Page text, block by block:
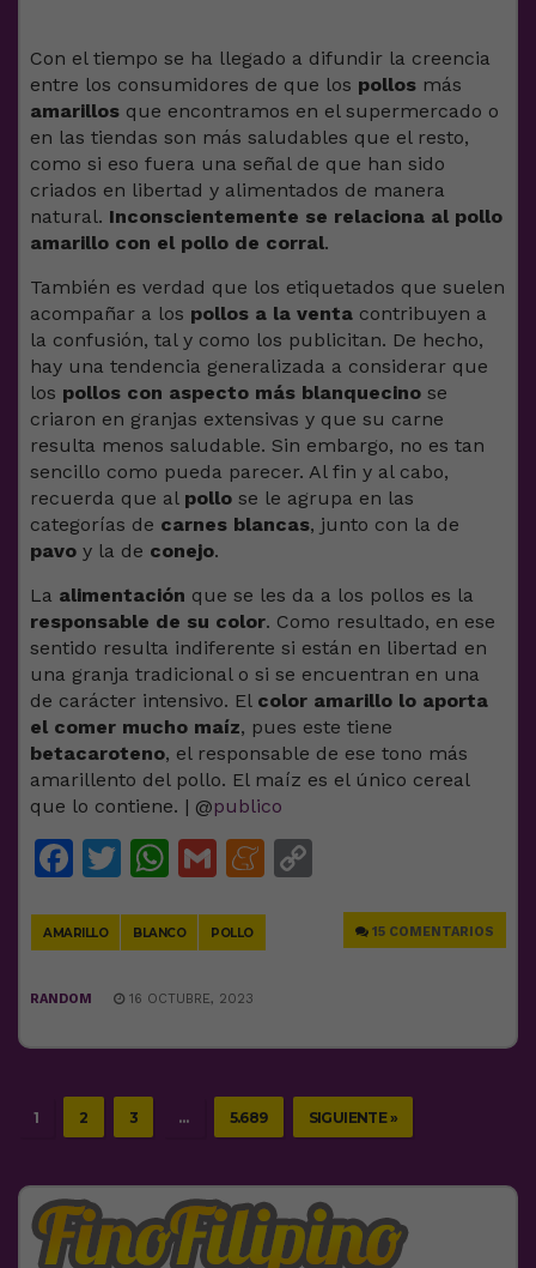
Con el tiempo se ha llegado a difundir la creencia
entre los consumidores de que los pollos más
amarillos que encontramos en el supermercado o
en las tiendas son más saludables que el resto,
como si eso fuera una señal de que han sido
criados en libertad y alimentados de manera
natural. Inconscientemente se relaciona al pollo
amarillo con el pollo de corral.
También es verdad que los etiquetados que suelen
acompañar a los pollos a la venta contribuyen a
la confusión, tal y como los publicitan. De hecho,
hay una tendencia generalizada a considerar que
los pollos con aspecto más blanquecino se
criaron en granjas extensivas y que su carne
resulta menos saludable. Sin embargo, no es tan
sencillo como pueda parecer. Al fin y al cabo,
recuerda que al pollo se le agrupa en las
categorías de carnes blancas, junto con la de
pavo y la de conejo.
La alimentación que se les da a los pollos es la
responsable de su color. Como resultado, en ese
sentido resulta indiferente si están en libertad en
una granja tradicional o si se encuentran en una
de carácter intensivo. El color amarillo lo aporta
el comer mucho maíz, pues este tiene
betacaroteno, el responsable de ese tono más
amarillento del pollo. El maíz es el único cereal
que lo contiene. | @publico
Facebook
Twitter
WhatsApp
GmailMeneame
AMARILLO BLANCO POLLO 15 COMENTARIOS
RANDOM 16 OCTUBRE, 2023
1 2 3 … 5.689 SIGUIENTE »